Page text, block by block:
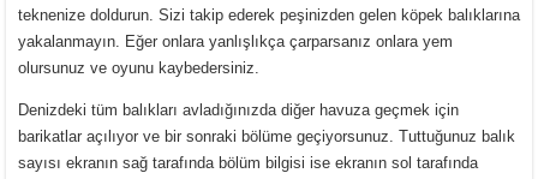
teknenize doldurun. Sizi takip ederek peşinizden gelen köpek balıklarına
yakalanmayın. Eğer onlara yanlışlıkça çarparsanız onlara yem
olursunuz ve oyunu kaybedersiniz.
Denizdeki tüm balıkları avladığınızda diğer havuza geçmek için
barikatlar açılıyor ve bir sonraki bölüme geçiyorsunuz. Tuttuğunuz balık
sayısı ekranın sağ tarafında bölüm bilgisi ise ekranın sol tarafında